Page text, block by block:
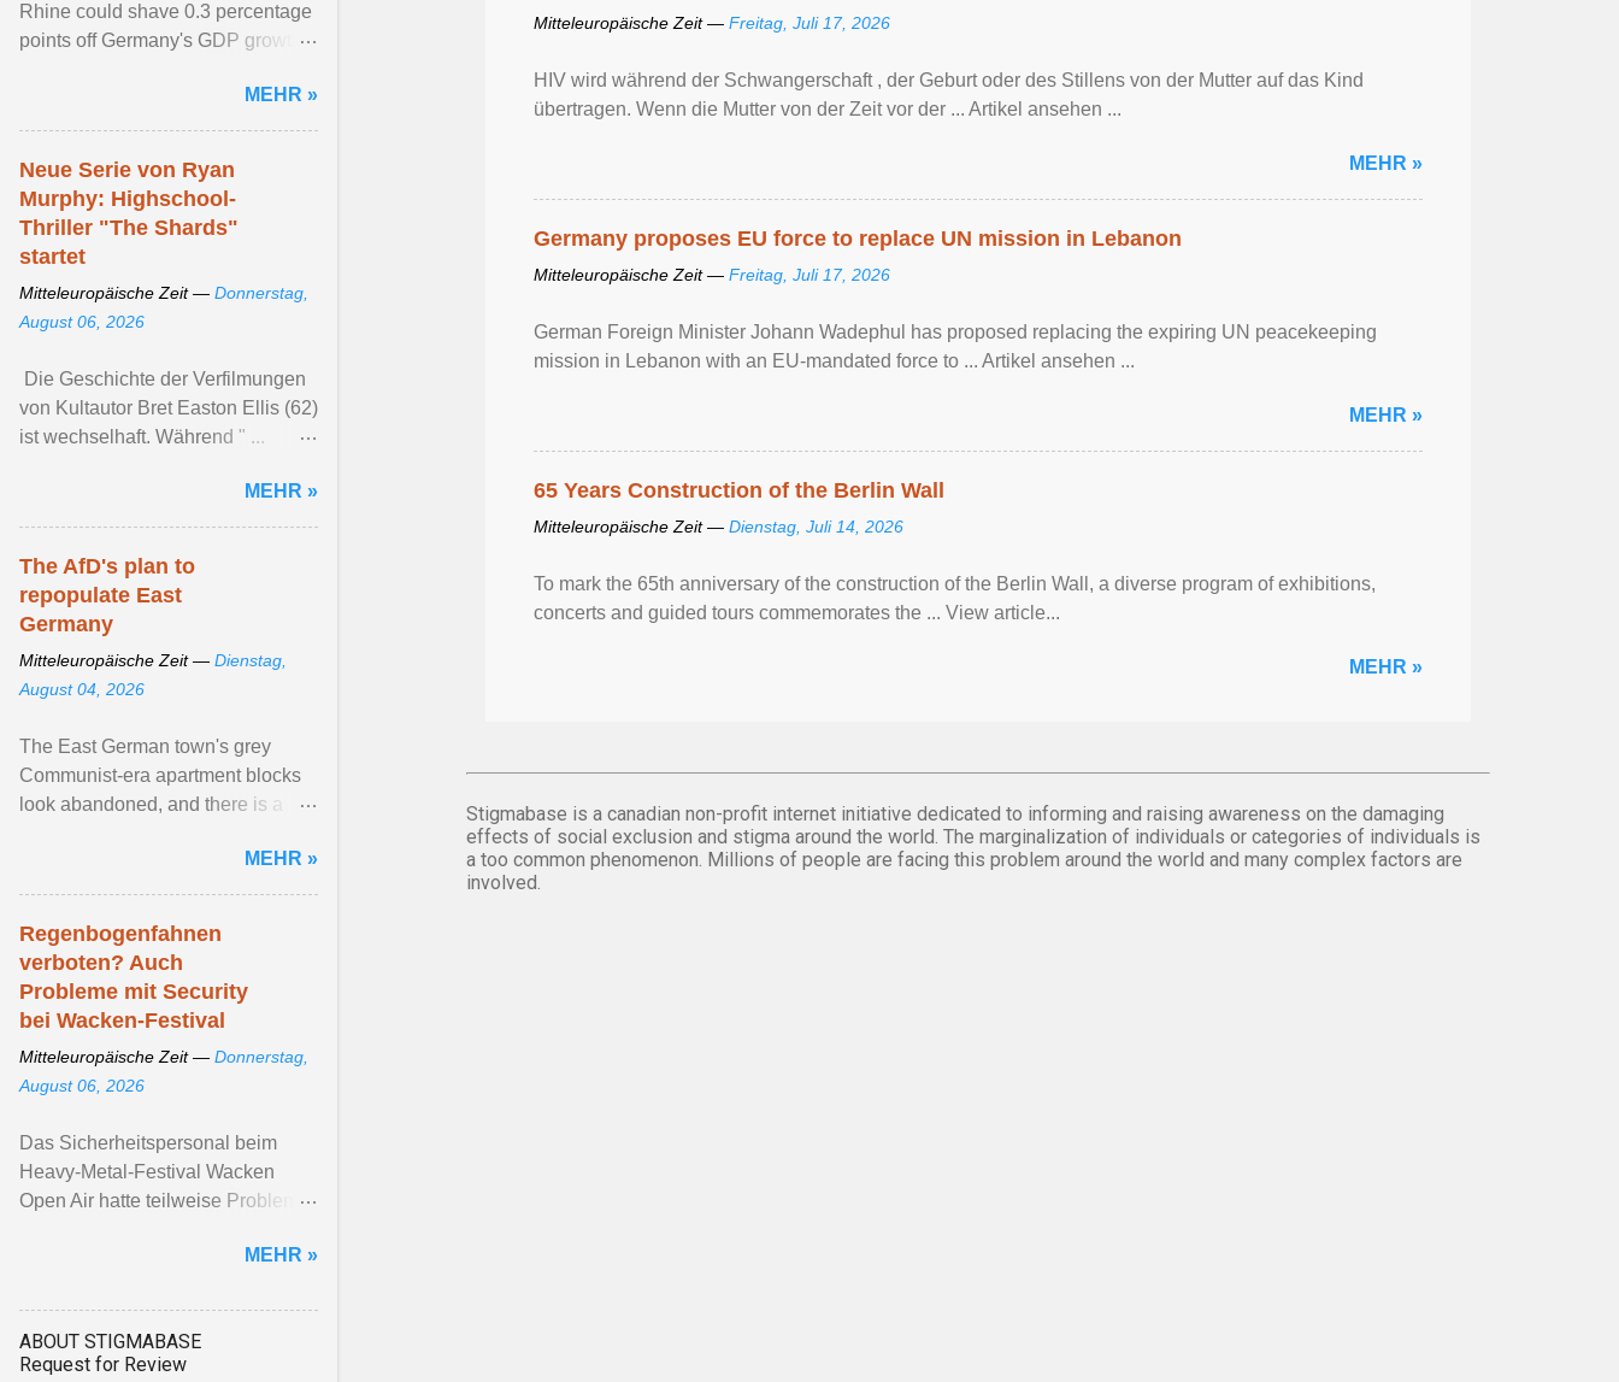
Mitteleuropäische Zeit — Freitag, Juli 17, 2026
HIV wird während der Schwangerschaft , der Geburt oder des Stillens von der Mutter auf das Kind
übertragen. Wenn die Mutter von der Zeit vor der ... Artikel ansehen ...
MEHR »
Germany proposes EU force to replace UN mission in Lebanon
Mitteleuropäische Zeit — Freitag, Juli 17, 2026
German Foreign Minister Johann Wadephul has proposed replacing the expiring UN peacekeeping
mission ​in Lebanon with an EU-mandated force ‌to ... Artikel ansehen ...
MEHR »
65 Years Construction of the Berlin Wall
Mitteleuropäische Zeit — Dienstag, Juli 14, 2026
To mark the 65th anniversary of the construction of the Berlin Wall, a diverse program of exhibitions,
concerts and guided tours commemorates the ... View article...
MEHR »
Stigmabase is a canadian non-profit internet initiative dedicated to informing and raising awareness on the damaging
effects of social exclusion and stigma around the world. The marginalization of individuals or categories of individuals is
a too common phenomenon. Millions of people are facing this problem around the world and many complex factors are
involved.
Rhine could shave 0.3 percentage
points off Germany's GDP growth
MEHR »
Neue Serie von Ryan
Murphy: Highschool-
Thriller "The Shards"
startet
Mitteleuropäische Zeit — Donnerstag,
August 06, 2026
Die Geschichte der Verfilmungen
von Kultautor Bret Easton Ellis (62)
ist wechselhaft. Während " ...
MEHR »
The AfD's plan to
repopulate East
Germany
Mitteleuropäische Zeit — Dienstag,
August 04, 2026
The East German town's grey
Communist-era apartment blocks
look abandoned, and there is a
square. “We call Dessau the ...
Artikel ansehen ...
MEHR »
Regenbogenfahnen
verboten? Auch
Probleme mit Security
bei Wacken-Festival
Mitteleuropäische Zeit — Donnerstag,
August 06, 2026
Das Sicherheitspersonal beim
Heavy-Metal-Festival Wacken
Open Air hatte teilweise Probleme
Veranstalter*innen betonen, ...MEHR »
ABOUT STIGMABASE
Request for Review